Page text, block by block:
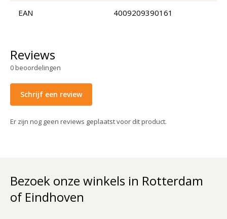
EAN 4009209390161
Reviews
0beoordelingen
Schrijf een review
Er zijn nog geen reviews geplaatst voor dit product.
Bezoek onze winkels in Rotterdam
of Eindhoven